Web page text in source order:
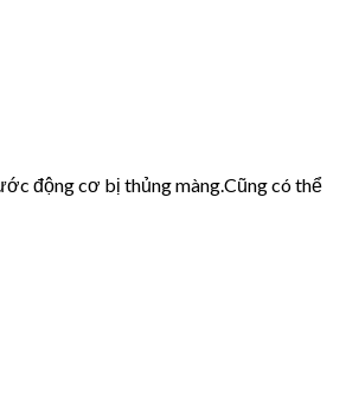
động cơ bị thủng màng.Cũng có thể